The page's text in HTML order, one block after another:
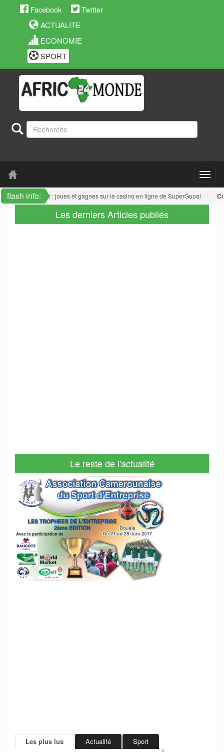
Facebook
Twitter
ACTUALITE
ECONOMIE
SPORT
flash info:
: Joker Poker : joues et gagnes sur le casino en ligne de SuperGooal
Les derniers Articles publiés
Le reste de l'actualité
Les plus lus Actualité Sport